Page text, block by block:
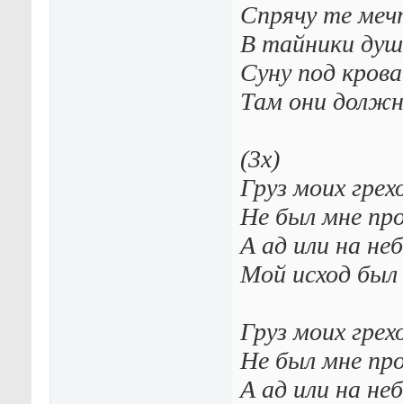
Спрячу те
В тайники
Суну под
Там они
(3х)
Груз моих
Не был мне
А ад или на
Мой исход
Груз моих
Не был мне
А ад или на